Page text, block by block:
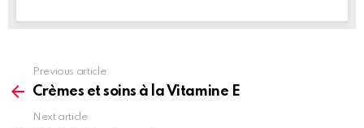
more
Previous article
Crèmes et soins à la Vitamine E
Next article